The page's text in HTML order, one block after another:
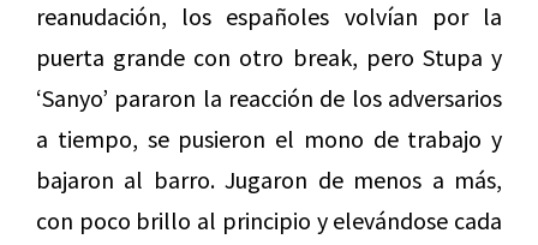
reanudación, los españoles volvían por la
puerta grande con otro break, pero Stupa y
‘Sanyo’ pararon la reacción de los adversarios
a tiempo, se pusieron el mono de trabajo y
bajaron al barro. Jugaron de menos a más,
con poco brillo al principio y elevándose cada